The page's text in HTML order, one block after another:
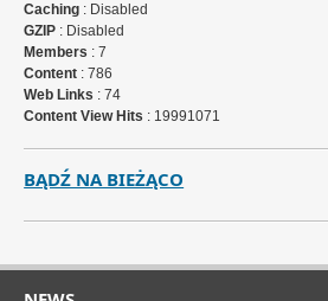
Caching : Disabled
GZIP : Disabled
Members : 7
Content : 786
Web Links : 74
Content View Hits : 19991071
BĄDŹ NA BIEŻĄCO